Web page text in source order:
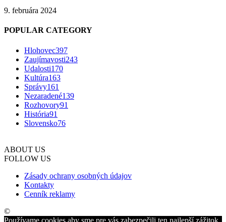
9. februára 2024
POPULAR CATEGORY
Hlohovec397
Zaujímavosti243
Udalosti170
Kultúra163
Správy161
Nezaradené139
Rozhovory91
História91
Slovensko76
ABOUT US
FOLLOW US
Zásady ochrany osobných údajov
Kontakty
Cenník reklamy
©
Používame cookies aby sme pre vás zabezpečili ten najlepší zážitok